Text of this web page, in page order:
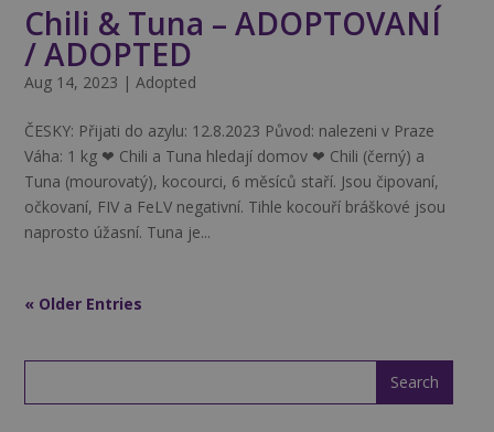
Chili & Tuna – ADOPTOVANÍ
/ ADOPTED
Aug 14, 2023 | Adopted
ČESKY: Přijati do azylu: 12.8.2023 Původ: nalezeni v Praze
Váha: 1 kg ❤ Chili a Tuna hledají domov ❤ Chili (černý) a
Tuna (mourovatý), kocourci, 6 měsíců staří. Jsou čipovaní,
očkovaní, FIV a FeLV negativní. Tihle kocouří bráškové jsou
naprosto úžasní. Tuna je...
« Older Entries